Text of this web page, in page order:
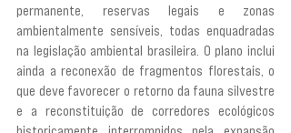
permanente, reservas legais e zonas
ambientalmente sensíveis, todas enquadradas
na legislação ambiental brasileira. O plano inclui
ainda a reconexão de fragmentos florestais, o
que deve favorecer o retorno da fauna silvestre
e a reconstituição de corredores ecológicos